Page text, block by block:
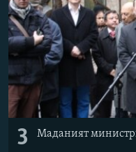
3 Маданият